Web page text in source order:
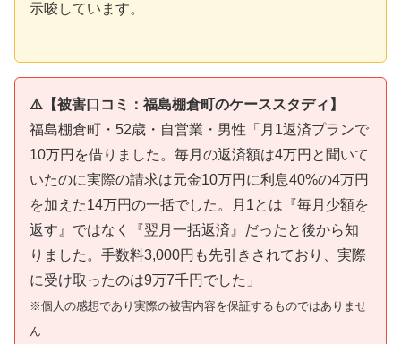
示唆しています。
⚠️【被害口コミ：福島棚倉町のケーススタディ】
福島棚倉町・52歳・自営業・男性「月1返済プランで
10万円を借りました。毎月の返済額は4万円と聞いて
いたのに実際の請求は元金10万円に利息40%の4万円
を加えた14万円の一括でした。月1とは『毎月少額を
返す』ではなく『翌月一括返済』だったと後から知
りました。手数料3,000円も先引きされており、実際
に受け取ったのは9万7千円でした」
※個人の感想であり実際の被害内容を保証するものではありませ
ん